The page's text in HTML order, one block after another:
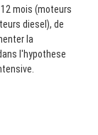
mois (moteurs
diesel), de
la
l'hypothese